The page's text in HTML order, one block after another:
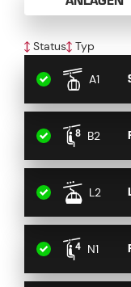
Status Typ
A1
B2
L2
N1